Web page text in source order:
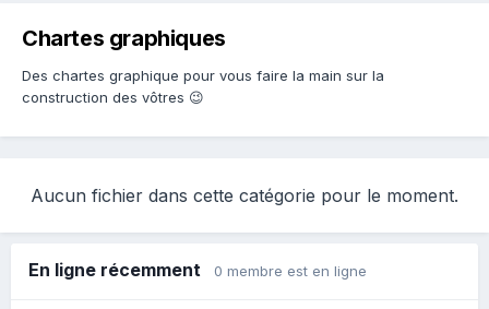
Chartes graphiques
Des chartes graphique pour vous faire la main sur la
construction des vôtres 😉
Aucun fichier dans cette catégorie pour le moment.
En ligne récemment 0 membre est en ligne